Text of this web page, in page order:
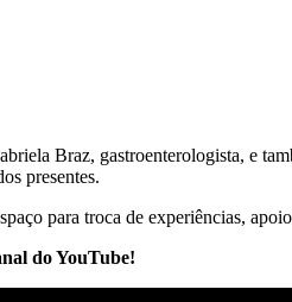
Braz, gastroenterologista, e
presentes.
para troca de experiências,
do YouTube!